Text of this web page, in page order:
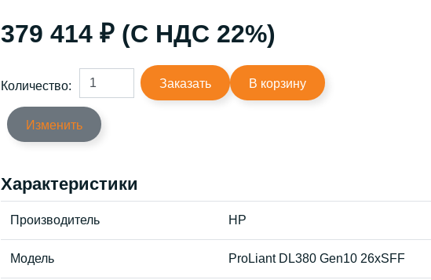
379 414 ₽ (С НДС 22%)
Количество: Заказать В корзину
Изменить
Характеристики
Производитель HP
Модель ProLiant DL380 Gen10 26xSFF